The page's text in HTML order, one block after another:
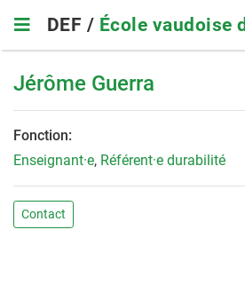
main
navigation
DEF / École vaudoise
Jérôme Guerra
Fonction:
Enseignant·e, Référent·e durabilité
Contact